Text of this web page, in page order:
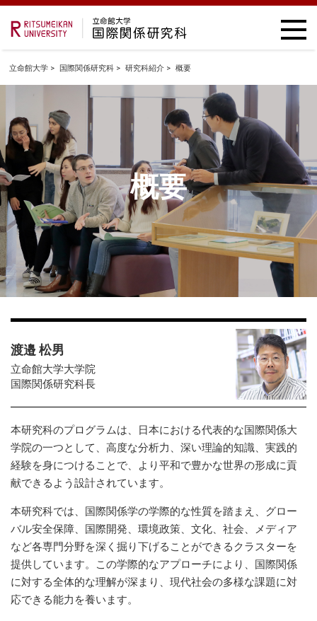
立命館大学 国際関係研究科 研究科紹介 概要
概要
渡邉 松男
立命館大学大学院
国際関係研究科長
本研究科のプログラムは、日本における代表的な国際関係大
学院の一つとして、高度な分析力、深い理論的知識、実践的
経験を身につけることで、より平和で豊かな世界の形成に貢
献できるよう設計されています。
本研究科では、国際関係学の学際的な性質を踏まえ、グロー
バル安全保障、国際開発、環境政策、文化、社会、メディア
など各専門分野を深く掘り下げることができるクラスターを
提供しています。この学際的なアプローチにより、国際関係
に対する全体的な理解が深まり、現代社会の多様な課題に対
応できる能力を養います。